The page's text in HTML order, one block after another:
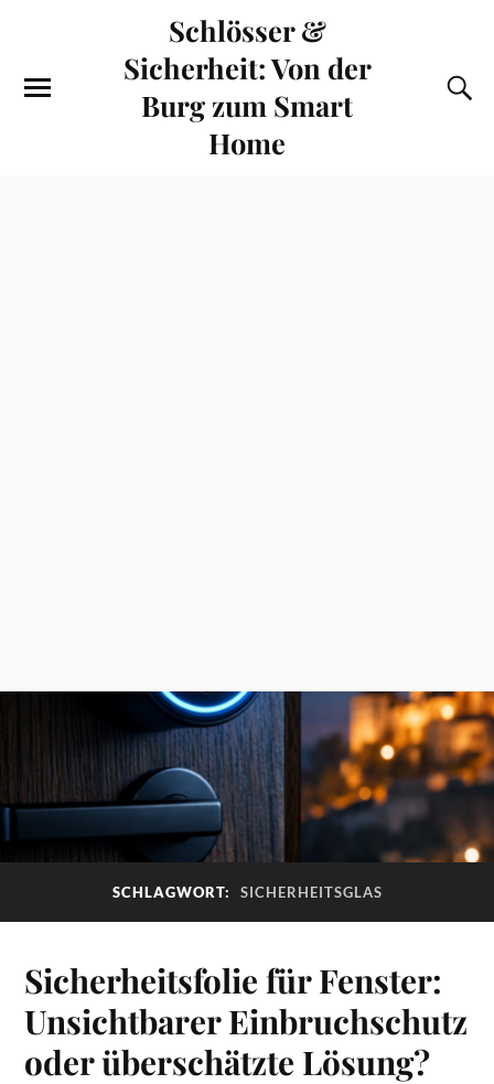
Schlösser &
Sicherheit: Von der
Burg zum Smart
Home
SCHLAGWORT: SICHERHEITSGLAS
Sicherheitsfolie für Fenster:
Unsichtbarer Einbruchschutz
oder überschätzte Lösung?